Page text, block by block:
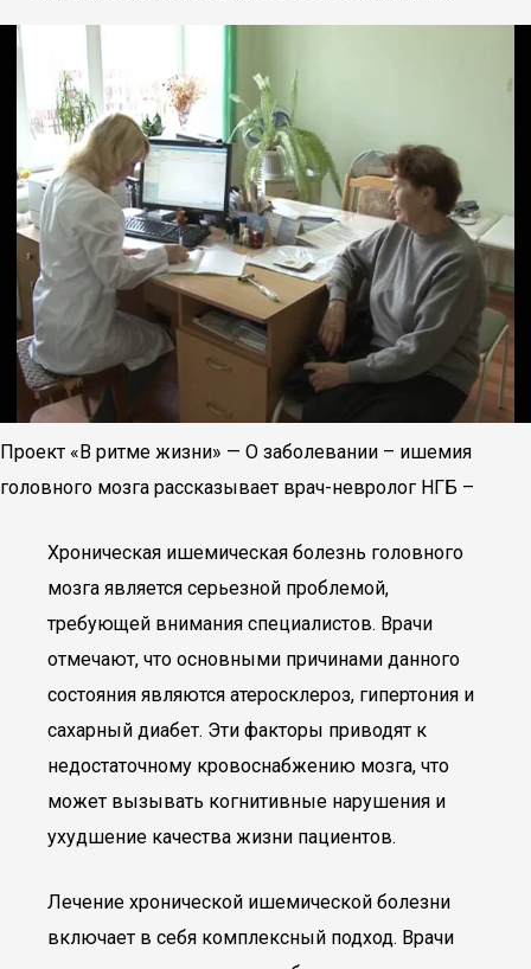
Проект «В ритме жизни» — О заболевании – ишемия
головного мозга рассказывает врач-невролог НГБ –
Хроническая ишемическая болезнь головного
мозга является серьезной проблемой,
требующей внимания специалистов. Врачи
отмечают, что основными причинами данного
состояния являются атеросклероз, гипертония и
сахарный диабет. Эти факторы приводят к
недостаточному кровоснабжению мозга, что
может вызывать когнитивные нарушения и
ухудшение качества жизни пациентов.
Лечение хронической ишемической болезни
включает в себя комплексный подход. Врачи